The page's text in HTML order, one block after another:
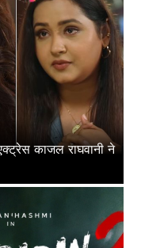
काजल राघवानी ने